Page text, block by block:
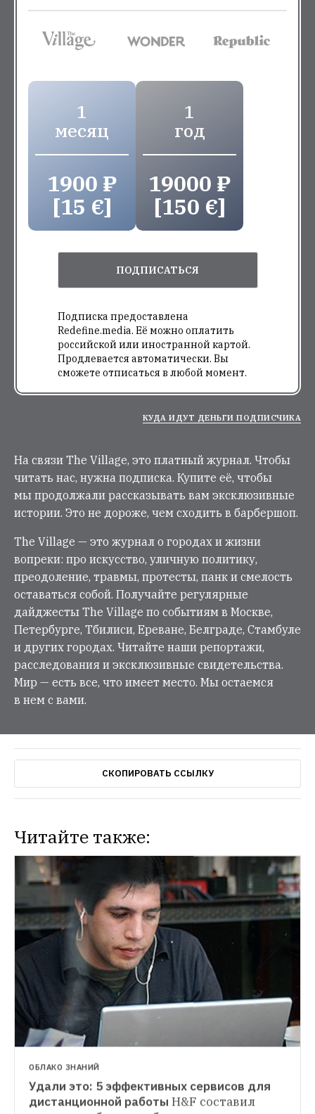
1
месяц
1900 ₽
[15 €]
1
год
19000 ₽
[150 €]
ПОДПИСАТЬСЯ
Подписка предоставлена
Redefine.media. Её можно оплатить
российской или иностранной картой.
Продлевается автоматически. Вы
сможете отписаться в любой момент.
КУДА ИДУТ ДЕНЬГИ ПОДПИСЧИКА
На связи The Village, это платный журнал. Чтобы
читать нас, нужна подписка. Купите её, чтобы
мы продолжали рассказывать вам эксклюзивные
истории. Это не дороже, чем сходить в барбершоп.
The Village — это журнал о городах и жизни
вопреки: про искусство, уличную политику,
преодоление, травмы, протесты, панк и смелость
оставаться собой. Получайте регулярные
дайджесты The Village по событиям в Москве,
Петербурге, Тбилиси, Ереване, Белграде, Стамбуле
и других городах. Читайте наши репортажи,
расследования и эксклюзивные свидетельства.
Мир — есть все, что имеет место. Мы остаемся
в нем с вами.
СКОПИРОВАТЬ ССЫЛКУ
Читайте также:
ОБЛАКО ЗНАНИЙ
ОБЛАКО ЗНАНИЙ
Удали это: 5 эффективных сервисов для
дистанционной работы H&F составил